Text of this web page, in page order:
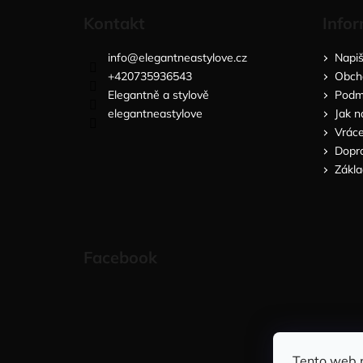
info@elegantneastylove.cz
+420735936543
Elegantně a stylově
elegantneastylove
Jak